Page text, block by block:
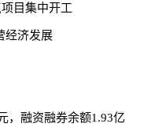
目集中开工
经济发展
，融资融券余额1.93亿